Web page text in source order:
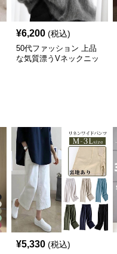
¥6,200 (税込)
50代ファッション 上品
な気質漂うVネックニッ
¥5,330 (税込)